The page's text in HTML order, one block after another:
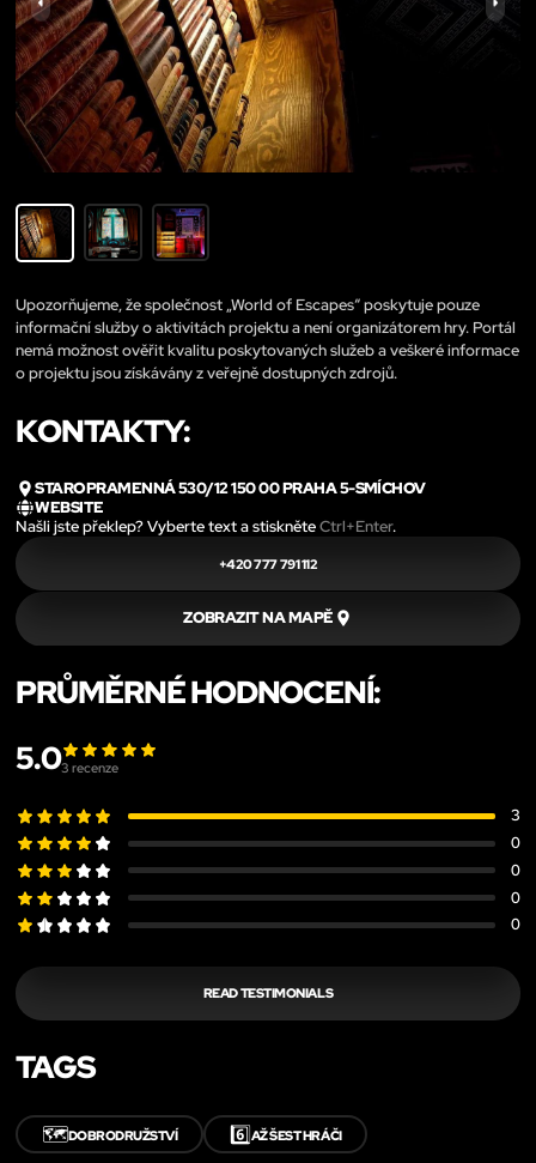
Upozorňujeme, že společnost „World of Escapes“ poskytuje pouze
informační služby o aktivitách projektu a není organizátorem hry. Portál
nemá možnost ověřit kvalitu poskytovaných služeb a veškeré informace
o projektu jsou získávány z veřejně dostupných zdrojů.
KONTAKTY:
STAROPRAMENNÁ 530/12 150 00 PRAHA 5-SMÍCHOV
WEBSITE
Našli jste překlep? Vyberte text a stiskněteCtrl+Enter.
+420 777 791 112
ZOBRAZIT NA MAPĚ
PRŮMĚRNÉ HODNOCENÍ:
5.03 recenze
3
0
0
0
0
READ TESTIMONIALS
TAGS
🗺️DOBRODRUŽSTVÍ 6️⃣AŽ ŠEST HRÁČI